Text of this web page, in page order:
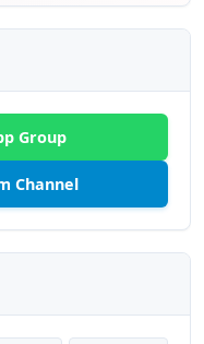
Group
Channel